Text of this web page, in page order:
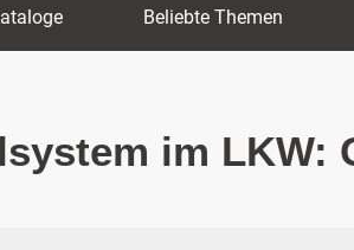
Beliebte Themen
im LKW: